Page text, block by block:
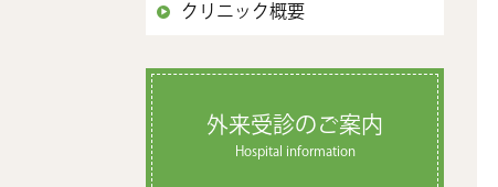
クリニック概要
外来受診のご案内
Hospital information